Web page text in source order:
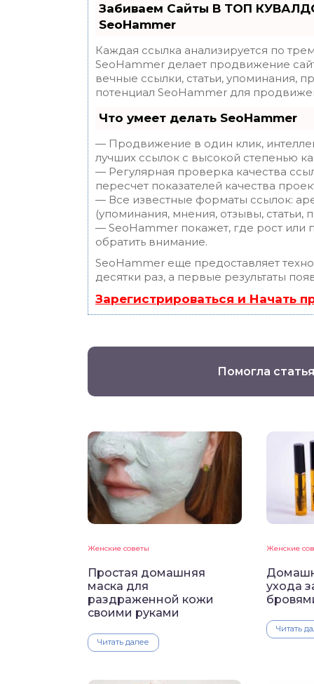
Забиваем Сайты В ТОП
SeoHammer
Каждая ссылка анализируется по
SeoHammer делает продвижение
вечные ссылки, статьи, упоминания,
потенциал SeoHammer для
Что умеет делать SeoHammer
— Продвижение в один клик,
лучших ссылок с высокой степенью
— Регулярная проверка качества
пересчет показателей качества
— Все известные форматы ссылок:
(упоминания, мнения, отзывы, статьи,
— SeoHammer покажет, где рост или
обратить внимание.
SeoHammer еще предоставляет
десятки раз, а первые результаты
Зарегистрироваться и Начать
Помогла
Женские советы
Простая домашняя
маска для
раздраженной кожи
своими руками
Читать далее
Женские
ухода
Читать